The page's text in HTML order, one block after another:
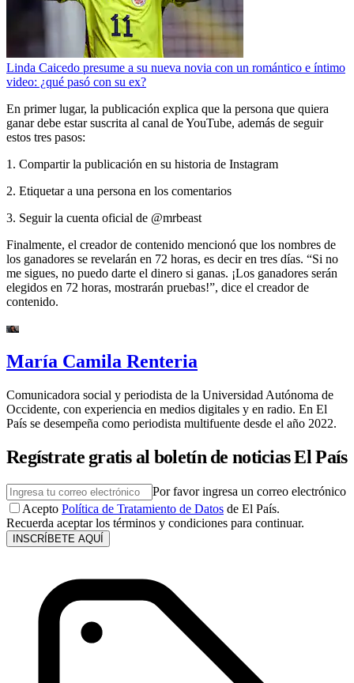
Linda Caicedo presume a su nueva novia con un romántico e íntimo
video: ¿qué pasó con su ex?
En primer lugar, la publicación explica que la persona que quiera
ganar debe estar suscrita al canal de YouTube, además de seguir
estos tres pasos:
1. Compartir la publicación en su historia de Instagram
2. Etiquetar a una persona en los comentarios
3. Seguir la cuenta oficial de @mrbeast
Finalmente, el creador de contenido mencionó que los nombres de
los ganadores se revelarán en 72 horas, es decir en tres días. “Si no
me sigues, no puedo darte el dinero si ganas. ¡Los ganadores serán
elegidos en 72 horas, mostrarán pruebas!”, dice el creador de
contenido.
María Camila Renteria
Comunicadora social y periodista de la Universidad Autónoma de
Occidente, con experiencia en medios digitales y en radio. En El
País se desempeña como periodista multifuente desde el año 2022.
Regístrate gratis al boletín de noticias El País
Por favor ingresa un correo electrónico
Acepto Política de Tratamiento de Datos de El País.
Recuerda aceptar los términos y condiciones para continuar.
INSCRÍBETE AQUÍ